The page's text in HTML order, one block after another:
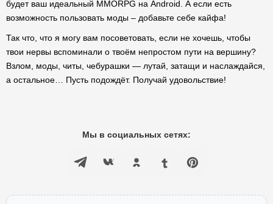
будет ваш идеальный MMORPG на Android. А если есть
возможность пользовать моды – добавьте себе кайфа!
Так что, что я могу вам посоветовать, если не хочешь, чтобы
твои нервы вспоминали о твоём непростом пути на вершину?
Взлом, моды, читы, чебурашки — лутай, затащи и наслаждайся,
а остальное… Пусть подождёт. Получай удовольствие!
Мы в социальных сетях: